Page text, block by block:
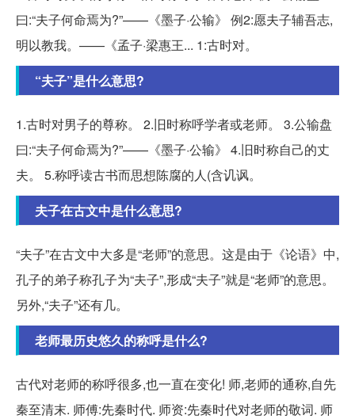
曰:“夫子何命焉为?”——《墨子·公输》 例2:愿夫子辅吾志,
明以教我。——《孟子·梁惠王... 1:古时对。
“夫子”是什么意思?
1.古时对男子的尊称。 2.旧时称呼学者或老师。 3.公输盘
曰:“夫子何命焉为?”——《墨子·公输》 4.旧时称自己的丈
夫。 5.称呼读古书而思想陈腐的人(含讥讽。
夫子在古文中是什么意思?
“夫子”在古文中大多是“老师”的意思。这是由于《论语》中,
孔子的弟子称孔子为“夫子”,形成“夫子”就是“老师”的意思。
另外,“夫子”还有几。
老师最历史悠久的称呼是什么?
古代对老师的称呼很多,也一直在变化! 师,老师的通称,自先
秦至清末. 师傅:先秦时代. 师资:先秦时代对老师的敬词. 师